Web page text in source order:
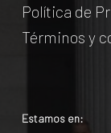
Política de
Términos y
Estamos en: